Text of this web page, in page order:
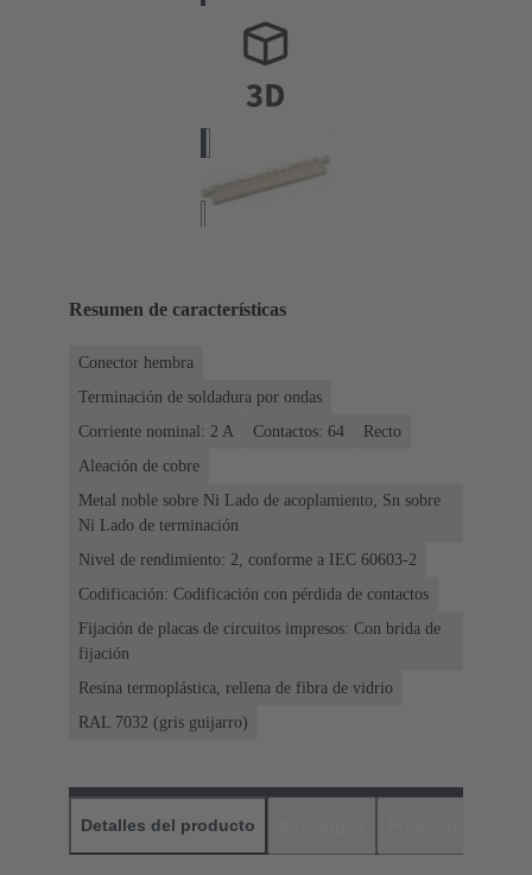
Resumen de características
Conector hembra
Terminación de soldadura por ondas
Corriente nominal: ‌2 A
Contactos: 64
Recto
Aleación de cobre
Metal noble sobre Ni Lado de acoplamiento, Sn sobre
Ni Lado de terminación
Nivel de rendimiento: 2, conforme a IEC 60603-2
Codificación: Codificación con pérdida de contactos
Fijación de placas de circuitos impresos: Con brida de
fijación
Resina termoplástica, rellena de fibra de vidrio
RAL 7032 (gris guijarro)
Detalles del producto